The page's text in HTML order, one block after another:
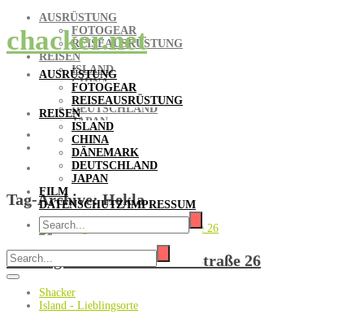
chacker.net
AUSRÜSTUNG
FOTOGEAR
REISEAUSRÜSTUNG
REISEN
ISLAND
CHINA
DÄNEMARK
DEUTSCHLAND
JAPAN
FILM
DATENSCHUTZ/IMPRESSUM
AUSRÜSTUNG
FOTOGEAR
REISEAUSRÜSTUNG
REISEN
ISLAND
CHINA
DÄNEMARK
DEUTSCHLAND
JAPAN
FILM
DATENSCHUTZ/IMPRESSUM
Tag-Archive:Hekla
Entlang der Hekla auf der Straße 26
Shacker
Island - Lieblingsorte